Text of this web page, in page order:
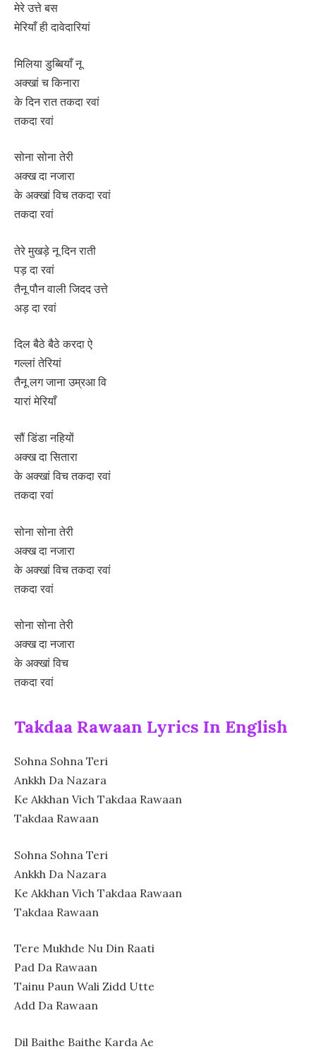
मेरे उत्ते बस
मेरियाँ ही दावेदारियां
मिलिया डुब्बियाँ नू
अक्खां च किनारा
के दिन रात तकदा रवां
तकदा रवां
सोना सोना तेरी
अक्ख दा नजारा
के अक्खां विच तकदा रवां
तकदा रवां
तेरे मुखड़े नू दिन राती
पड़ दा रवां
तैनू पौन वाली जिदद उत्ते
अड़ दा रवां
दिल बैठे बैठे करदा ऐ
गल्लां तेरियां
तैनू लग जाना उम्रआ वि
यारां मेरियाँ
सौं डिंडा नहियों
अक्ख दा सितारा
के अक्खां विच तकदा रवां
तकदा रवां
सोना सोना तेरी
अक्ख दा नजारा
के अक्खां विच तकदा रवां
तकदा रवां
सोना सोना तेरी
अक्ख दा नजारा
के अक्खां विच
तकदा रवां
Takdaa Rawaan Lyrics In English
Sohna Sohna Teri
Ankkh Da Nazara
Ke Akkhan Vich Takdaa Rawaan
Takdaa Rawaan
Sohna Sohna Teri
Ankkh Da Nazara
Ke Akkhan Vich Takdaa Rawaan
Takdaa Rawaan
Tere Mukhde Nu Din Raati
Pad Da Rawaan
Tainu Paun Wali Zidd Utte
Add Da Rawaan
Dil Baithe Baithe Karda Ae